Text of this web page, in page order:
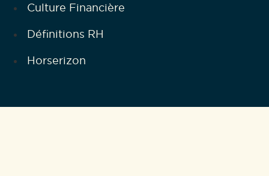
Culture Financière
Définitions RH
Horserizon